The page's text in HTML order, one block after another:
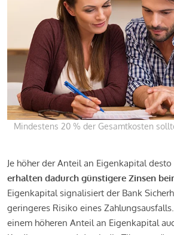
Mindestens 20 % der Gesamtkosten
Je höher der Anteil an Eigenkapital desto
erhalten dadurch günstigere Zinsen
Eigenkapital signalisiert der Bank
geringeres Risiko eines
einem höheren Anteil an Eigenkapital